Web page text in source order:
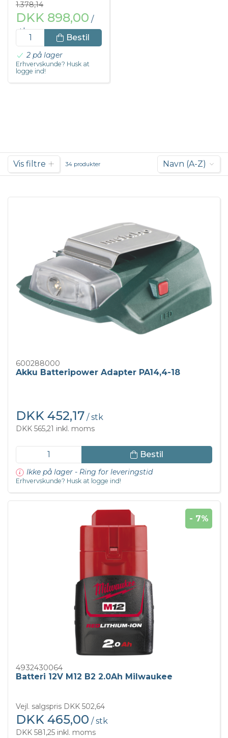
1.378,14
DKK 898,00 /
stk
DKK 1.122,50 inkl. moms
Bestil
2 på lager
Erhvervskunde? Husk at
logge ind!
Vis filtre 34 produkter Navn (A-Z)
600288000
Akku Batteripower Adapter PA14,4-18
DKK 452,17 / stk
DKK 565,21 inkl. moms
Bestil
Ikke på lager - Ring for leveringstid
Erhvervskunde? Husk at logge ind!
- 7%
4932430064
Batteri 12V M12 B2 2.0Ah Milwaukee
Vejl. salgspris DKK 502,64
DKK 465,00 / stk
DKK 581,25 inkl. moms